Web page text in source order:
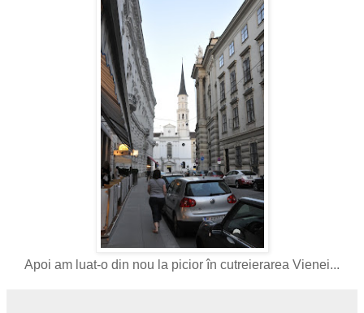
Apoi am luat-o din nou la picior în cutreierarea Vienei...